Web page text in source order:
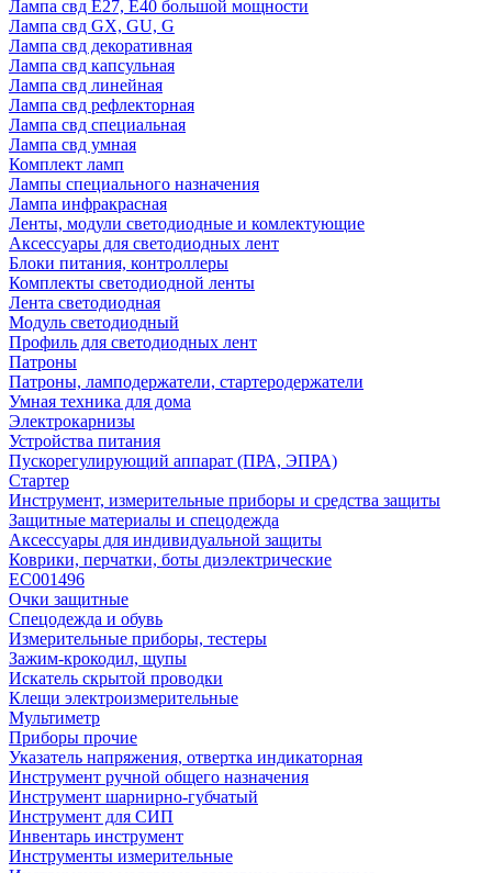
Лампа свд E27, Е40 большой мощности
Лампа свд GX, GU, G
Лампа свд декоративная
Лампа свд капсульная
Лампа свд линейная
Лампа свд рефлекторная
Лампа свд специальная
Лампа свд умная
Комплект ламп
Лампы специального назначения
Лампа инфракрасная
Ленты, модули светодиодные и комлектующие
Аксессуары для светодиодных лент
Блоки питания, контроллеры
Комплекты светодиодной ленты
Лента светодиодная
Модуль светодиодный
Профиль для светодиодных лент
Патроны
Патроны, ламподержатели, стартеродержатели
Умная техника для дома
Электрокарнизы
Устройства питания
Пускорегулирующий аппарат (ПРА, ЭПРА)
Стартер
Инструмент, измерительные приборы и средства защиты
Защитные материалы и спецодежда
Аксессуары для индивидуальной защиты
Коврики, перчатки, боты диэлектрические
EC001496
Очки защитные
Спецодежда и обувь
Измерительные приборы, тестеры
Зажим-крокодил, щупы
Искатель скрытой проводки
Клещи электроизмерительные
Мультиметр
Приборы прочие
Указатель напряжения, отвертка индикаторная
Инструмент ручной общего назначения
Инструмент шарнирно-губчатый
Инструмент для СИП
Инвентарь инструмент
Инструменты измерительные